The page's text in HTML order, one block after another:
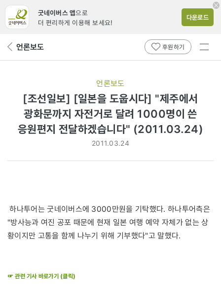
굿네이버스 앱으로
더 편리하게 이용해 보세요!
다운로드
뒤 언론보도 후원하기
전체
언론보도
[조선일보] [일본을 도웁시다] "제주에서
광화문까지 자전거로 달려 1000명이 쓴
응원편지 전달하겠습니다" (2011.03.24)
2011.03.24
하나투어는 굿네이버스에 3000만원을 기탁했다. 하나투어측은
"방사능과 여진 공포 때문에 현재 일본 여행 예약 자체가 없는 상
황이지만 고통을 함께 나누기 위해 기부했다"고 말했다.
☞ 관련 기사 바로가기 (클릭)